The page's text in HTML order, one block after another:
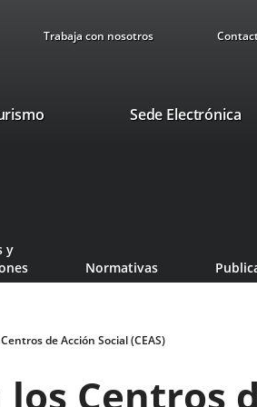
Trabaja con nosotros
This
window.
Sede Electrónica
y
Normativas
de Acción Social (CEAS)
Centros